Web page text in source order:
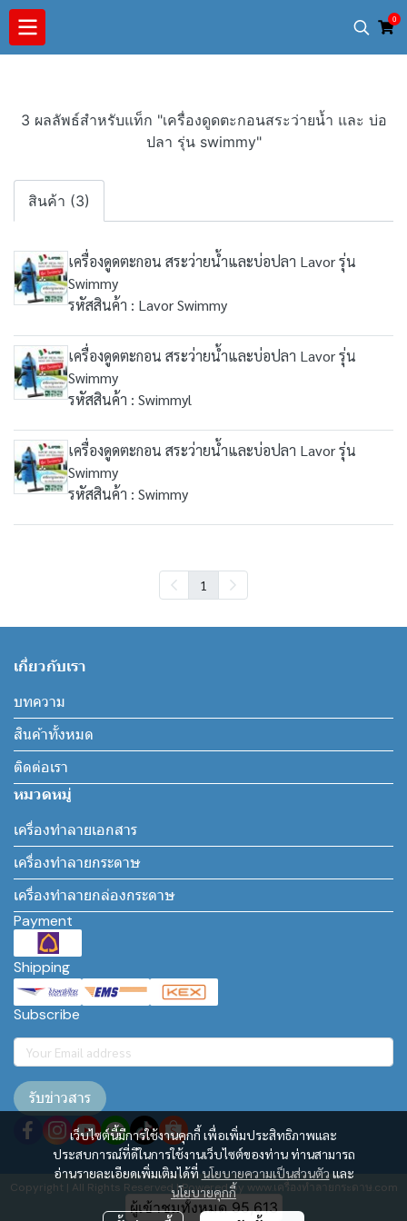
0
3 ผลลัพธ์สำหรับแท็ก "เครื่องดูดตะกอนสระว่ายน้ำ และ บ่อ
ปลา รุ่น swimmy"
สินค้า (3)
เครื่องดูดตะกอน สระว่ายน้ำและบ่อปลา Lavor รุ่น
Swimmy
รหัสสินค้า : Lavor Swimmy
เครื่องดูดตะกอน สระว่ายน้ำและบ่อปลา Lavor รุ่น
Swimmy
รหัสสินค้า : Swimmyl
เครื่องดูดตะกอน สระว่ายน้ำและบ่อปลา Lavor รุ่น
Swimmy
รหัสสินค้า : Swimmy
1
เว็บไซต์นี้มีการใช้งานคุกกี้ เพื่อเพิ่มประสิทธิภาพและ
ประสบการณ์ที่ดีในการใช้งานเว็บไซต์ของท่าน ท่านสามารถ
อ่านรายละเอียดเพิ่มเติมได้ที่ นโยบายความเป็นส่วนตัว และ
นโยบายคุกกี้
เกี่ยวกับเรา
บทความ
สินค้าทั้งหมด
ติดต่อเรา
หมวดหมู่
เครื่องทำลายเอกสาร
เครื่องทำลายกระดาษ
เครื่องทำลายกล่องกระดาษ
Payment
Shipping
Subscribe
รับข่าวสาร
Copyright | All Rights Reserved | Powered by www.เครื่องทำลายกระดาษ.com
ผู้เข้าชมทั้งหมด95,613